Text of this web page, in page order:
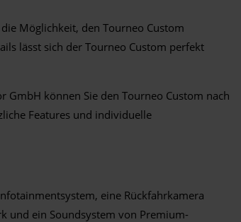
Möglichkeit, den Tourneo Custom
lässt sich der Tourneo Custom perfekt
können Sie den Tourneo Custom nach
Features und individuelle
eine Rückfahrkamera
und ein Soundsystem von Premium-